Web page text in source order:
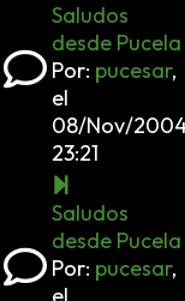
Saludos
desde Pucela
Por: pucesar,
el
08/Nov/
23:21
Saludos
desde Pucela
Por: pucesar,